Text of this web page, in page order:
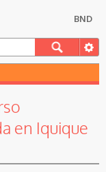
BND
en Iquique